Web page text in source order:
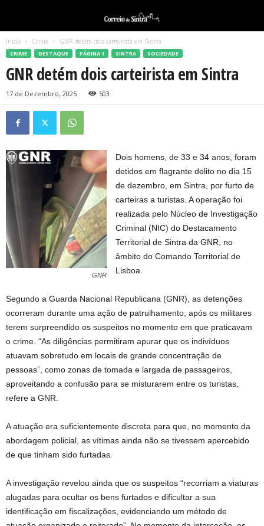
Início Crime GNR detém dois carteirista em Sintra
CRIME DESTAQUE PÁGINA 1 SINTRA SOCIEDADE
GNR detém dois carteirista em Sintra
17 de Dezembro, 2025 503
GNR
Dois homens, de 33 e 34 anos, foram
detidos em flagrante delito no dia 15
de dezembro, em Sintra, por furto de
carteiras a turistas. A operação foi
realizada pelo Núcleo de Investigação
Criminal (NIC) do Destacamento
Territorial de Sintra da GNR, no
âmbito do Comando Territorial de
Lisboa.
Segundo a Guarda Nacional Republicana (GNR), as detenções
ocorreram durante uma ação de patrulhamento, após os militares
terem surpreendido os suspeitos no momento em que praticavam
o crime. “As diligências permitiram apurar que os indivíduos
atuavam sobretudo em locais de grande concentração de
pessoas”, como zonas de tomada e largada de passageiros,
aproveitando a confusão para se misturarem entre os turistas,
refere a GNR.
A atuação era suficientemente discreta para que, no momento da
abordagem policial, as vítimas ainda não se tivessem apercebido
de que tinham sido furtadas.
A investigação revelou ainda que os suspeitos “recorriam a viaturas
alugadas para ocultar os bens furtados e dificultar a sua
identificação em fiscalizações, evidenciando um método de